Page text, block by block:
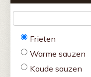
Menu
Login
Contact
Frieten
Warme sauzen
Koude sauzen